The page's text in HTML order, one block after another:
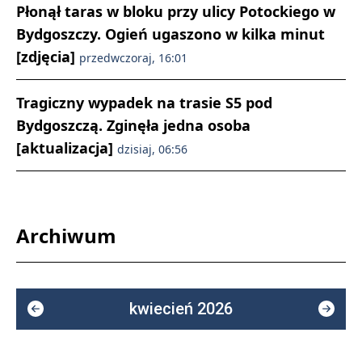
Płonął taras w bloku przy ulicy Potockiego w
Bydgoszczy. Ogień ugaszono w kilka minut
[zdjęcia] przedwczoraj, 16:01
Tragiczny wypadek na trasie S5 pod
Bydgoszczą. Zginęła jedna osoba
[aktualizacja] dzisiaj, 06:56
Archiwum
kwiecień 2026